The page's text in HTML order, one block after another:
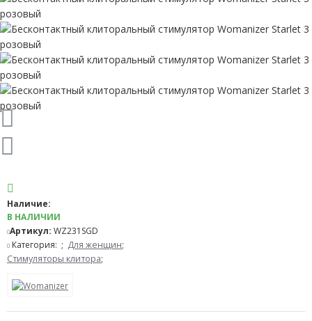
Наличие:
В НАЛИЧИИ
Артикул: WZ231SGD
Категория: ; Для женщин;
Стимуляторы клитора;